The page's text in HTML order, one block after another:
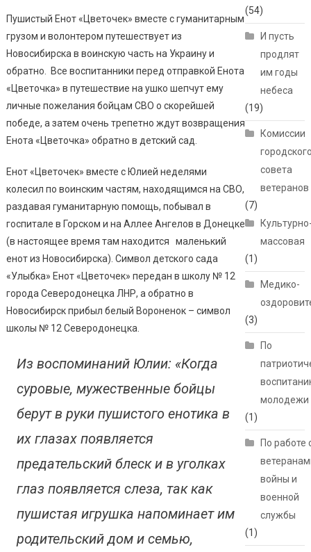
Пушистый Енот «Цветочек» вместе с гуманитарным
грузом и волонтером путешествует из
Новосибирска в воинскую часть на Украину и
обратно. Все воспитанники перед отправкой Енота
«Цветочка» в путешествие на ушко шепчут ему
личные пожелания бойцам СВО о скорейшей
победе, а затем очень трепетно ждут возвращения
Енота «Цветочка» обратно в детский сад.
Енот «Цветочек» вместе с Юлией неделями
колесил по воинским частям, находящимся на СВО,
раздавая гуманитарную помощь, побывал в
госпитале в Горском и на Аллее Ангелов в Донецке
(в настоящее время там находится маленький
енот из Новосибирска). Символ детского сада
«Улыбка» Енот «Цветочек» передан в школу № 12
города Северодонецка ЛНР, а обратно в
Новосибирск прибыл белый Вороненок – символ
школы № 12 Северодонецка.
Из воспоминаний Юлии: «Когда
суровые, мужественные бойцы
берут в руки пушистого енотика в
их глазах появляется
предательский блеск и в уголках
глаз появляется слеза, так как
пушистая игрушка напоминает им
родительский дом и семью,
(54)
И пусть
продлят
им годы
небеса
(19)
Комиссии
совета
ветеранов
(7)
массовая
(1)
Медико-
(3)
По
молодежи
(1)
По работе
войны и
военной
службы
(1)